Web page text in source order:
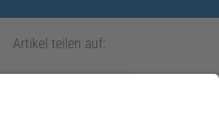
Artikel teilen auf: